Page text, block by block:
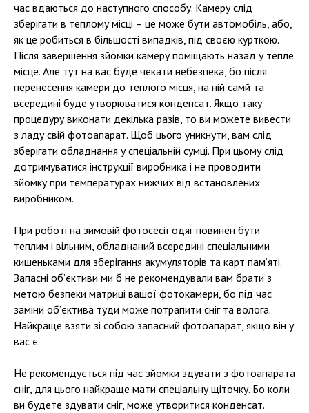
час вдаються до наступного способу. Камеру слід
зберігати в теплому місці – це може бути автомобіль, або,
як це робиться в більшості випадків, під своєю курткою.
Після завершення зйомки камеру поміщають назад у тепле
місце. Але тут на вас буде чекати небезпека, бо після
перенесення камери до теплого місця, на ній самй та
всередині буде утворюватися конденсат. Якщо таку
процедуру виконати декілька разів, то ви можете вивести
з ладу свій фотоапарат. Щоб цього уникнути, вам слід
зберігати обладнання у спеціальній сумці. При цьому слід
дотримуватися інструкції виробника і не проводити
зйомку при температурах нижчих від встановлених
виробником.
При роботі на зимовій фотосесії одяг повинен бути
теплим і вільним, обладнаний всередині спеціальними
кишеньками для зберігання акумуляторів та карт пам’яті.
Запасні об’єктиви ми б не рекомендували вам брати з
метою безпеки матриці вашої фотокамери, бо під час
заміни об’єктива туди може потрапити сніг та волога.
Найкраще взяти зі собою запасний фотоапарат, якщо він у
вас є.
Не рекомендується під час зйомки здувати з фотоапарата
сніг, для цього найкраще мати спеціальну щіточку. Бо коли
ви будете здувати сніг, може утворитися конденсат.